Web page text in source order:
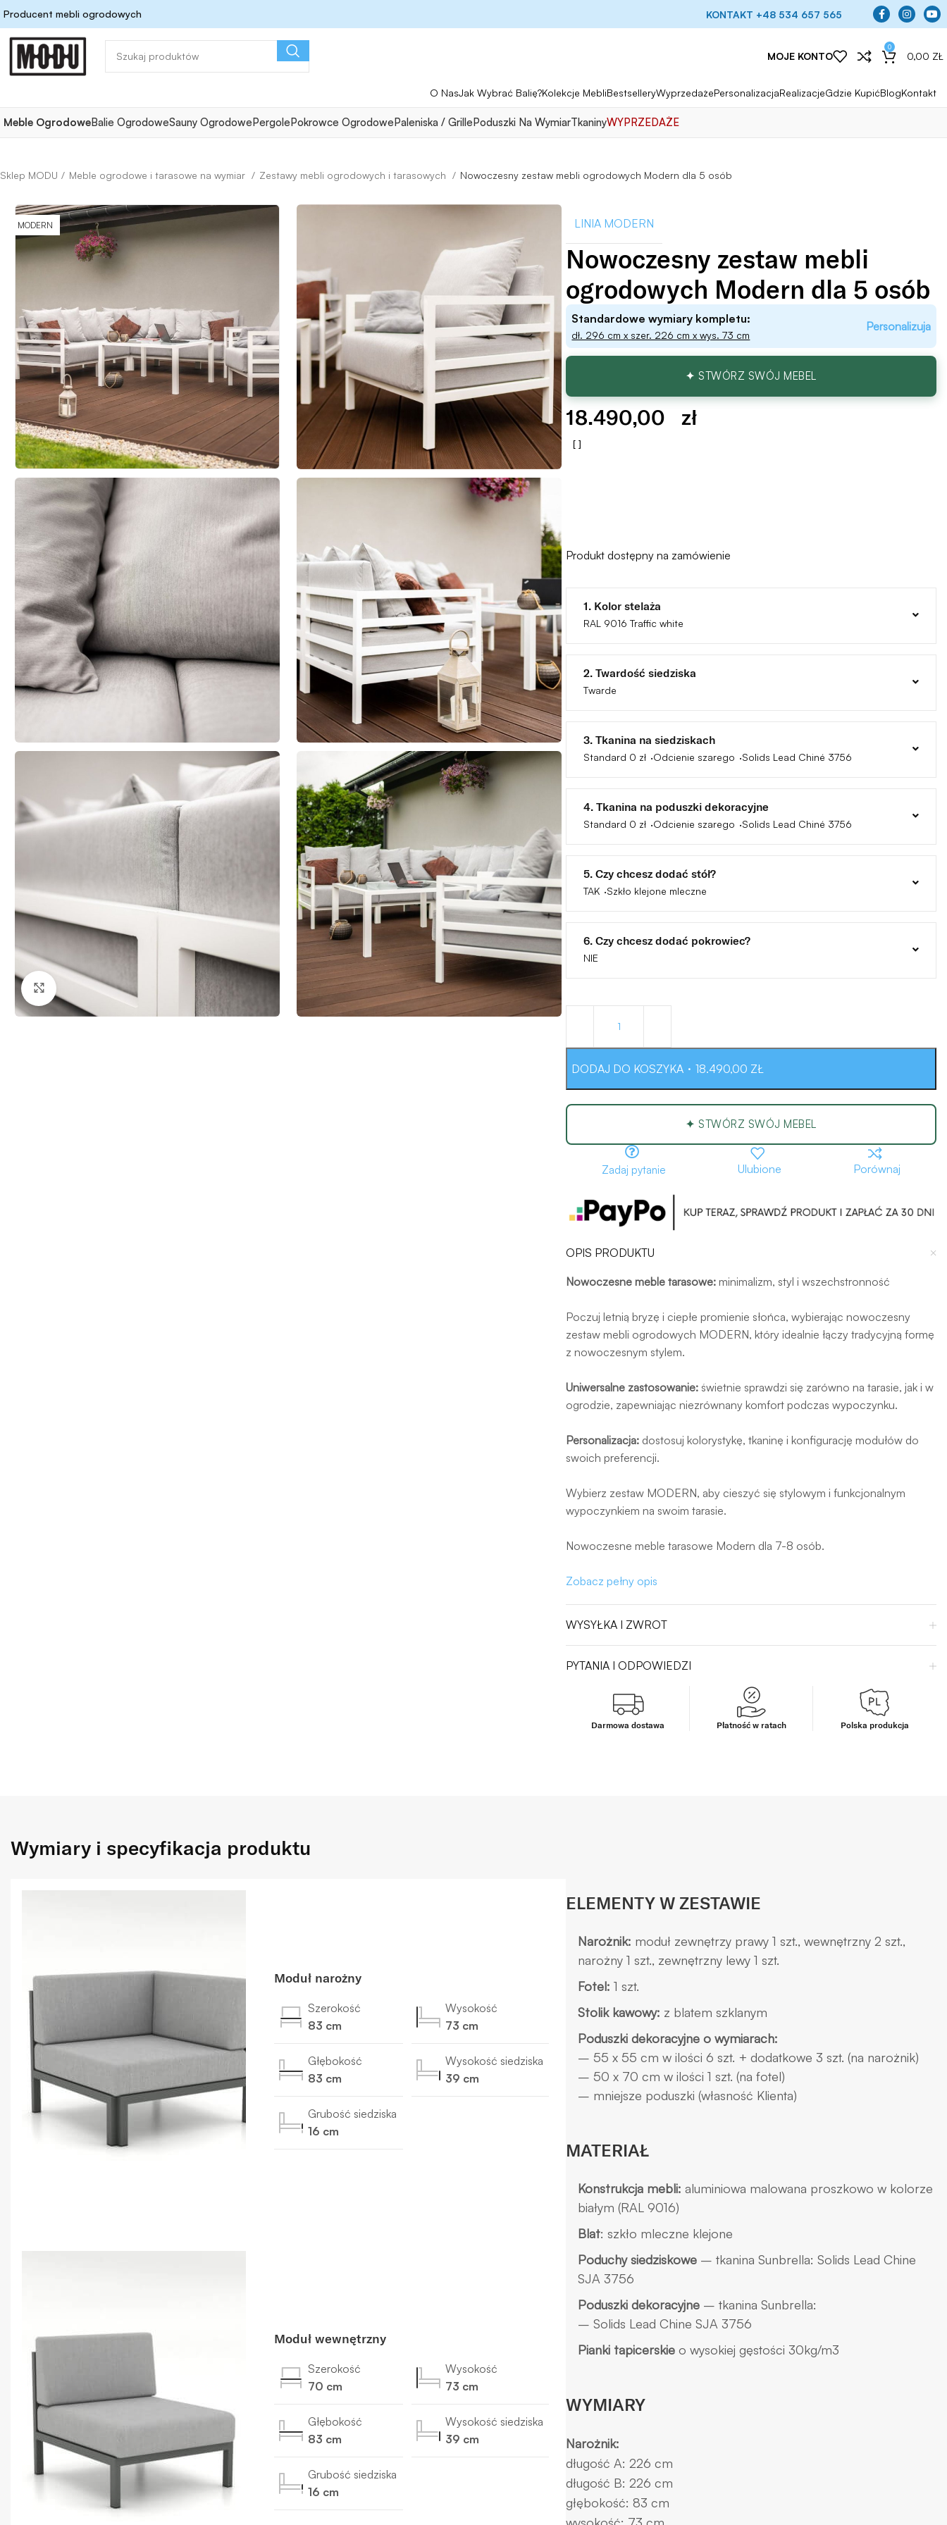
Producent mebli ogrodowych KONTAKT +48 534 657 565
O NasJak Wybrać Balię?Kolekcje MebliBestselleryWyprzedażePersonalizacjaRealizacjeGdzie KupićBlogKontakt
MOJE KONTO
0
0,00 ZŁ
Meble OgrodoweBalie OgrodoweSauny OgrodowePergolePokrowce OgrodowePaleniska / GrillePoduszki Na WymiarTkaninyWYPRZEDAŻE
Meble ogrodowe i tarasowe na wymiar Zestawy mebli ogrodowych i tarasowych Nowoczesny zestaw mebli ogrodowych Modern dla 5 osób
MODERN
Powiększ
MODERN
Nowoczesny zestaw mebli
ogrodowych Modern dla 5 osób
Standardowe wymiary kompletu:
dł. 296 cm x szer. 226 cm x wys. 73 cm
Personalizuja
✦ STWÓRZ SWÓJ MEBEL
18.490,00zł
Produkt dostępny na zamówienie
1. Kolor stelaża
RAL 9016 Traffic white
2. Twardość siedziska
Twarde
3. Tkanina na siedziskach
Standard 0 zł Odcienie szarego Solids Lead Chiné 3756
4. Tkanina na poduszki dekoracyjne
Standard 0 zł Odcienie szarego Solids Lead Chiné 3756
5. Czy chcesz dodać stół?
TAK Szkło klejone mleczne
6. Czy chcesz dodać pokrowiec?
NIE
DODAJ DO KOSZYKA 18.490,00 ZŁ
✦ STWÓRZ SWÓJ MEBEL
Zadaj pytanie Ulubione Porównaj
OPIS PRODUKTU
Nowoczesne meble tarasowe:minimalizm, styl i wszechstronność
Poczuj letnią bryzę i ciepłe promienie słońca, wybierając nowoczesny
zestaw mebli ogrodowych MODERN, który idealnie łączy tradycyjną formę
z nowoczesnym stylem.
Uniwersalne zastosowanie: świetnie sprawdzi się zarówno na tarasie, jak i w
ogrodzie, zapewniając niezrównany komfort podczas wypoczynku.
Personalizacja: dostosuj kolorystykę, tkaninę i konfigurację modułów do
swoich preferencji.
Wybierz zestaw MODERN, aby cieszyć się stylowym i funkcjonalnym
wypoczynkiem na swoim tarasie.
Nowoczesne meble tarasowe Modern dla 7-8 osób.
Zobacz pełny opis
WYSYŁKA I ZWROT
PYTANIA I ODPOWIEDZI
Darmowa dostawa Płatność w ratach Polska produkcja
Wymiary i specyfikacja produktu
Moduł narożny
Szerokość
83 cm
Wysokość
73 cm
Głębokość
83 cm
Wysokość siedziska
39 cm
Grubość siedziska
16 cm
Moduł wewnętrzny
Szerokość
70 cm
Wysokość
73 cm
Głębokość
83 cm
Wysokość siedziska
39 cm
Grubość siedziska
16 cm
ELEMENTY W ZESTAWIE
Narożnik: moduł zewnętrzy prawy 1 szt., wewnętrzny 2 szt.,
narożny 1 szt., zewnętrzny lewy 1 szt.
Fotel:1 szt.
Stolik kawowy: z blatem szklanym
Poduszki dekoracyjne o wymiarach:
– 55 x 55 cm w ilości 6 szt. + dodatkowe 3 szt. (na narożnik)
– 50 x 70 cm w ilości 1 szt. (na fotel)
– mniejsze poduszki (własność Klienta)
MATERIAŁ
Konstrukcja mebli: aluminiowa malowana proszkowo w kolorze
białym (RAL 9016)
Blat: szkło mleczne klejone
Poduchy siedziskowe – tkanina Sunbrella: Solids Lead Chine
SJA 3756
Poduszki dekoracyjne – tkanina Sunbrella:
– Solids Lead Chine SJA 3756
Pianki tapicerskie o wysokiej gęstości 30kg/m3
WYMIARY
Narożnik:
długość A: 226 cm
długość B: 226 cm
głębokość: 83 cm